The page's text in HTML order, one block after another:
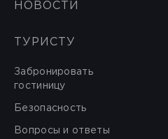
НОВОСТИ
ТУРИСТУ
Забронировать
гостиницу
Безопасность
Вопросы и ответы